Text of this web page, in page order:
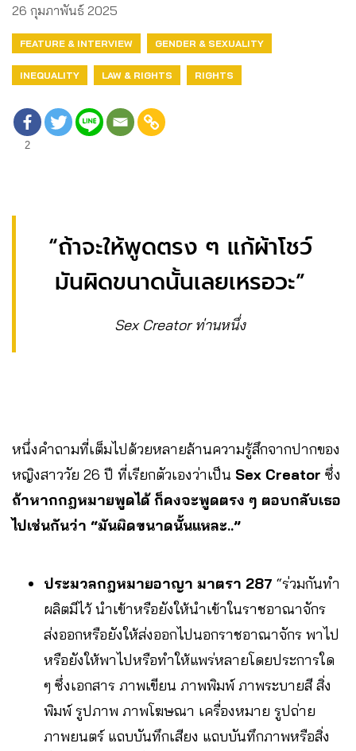
26 กุมภาพันธ์ 2025
FEATURE & INTERVIEW GENDER & SEXUALITY
INEQUALITY LAW & RIGHTS RIGHTS
2
“ถ้าจะให้พูดตรง ๆ แก้ผ้าโชว์
มันผิดขนาดนั้นเลยเหรอวะ”
Sex Creator ท่านหนึ่ง
หนึ่งคำถามที่เต็มไปด้วยหลายล้านความรู้สึกจากปากของ
หญิงสาววัย 26 ปี ที่เรียกตัวเองว่าเป็น Sex Creator ซึ่ง
ถ้าหากกฎหมายพูดได้ ก็คงจะพูดตรง ๆ ตอบกลับเธอ
ไปเช่นกันว่า “มันผิดขนาดนั้นแหละ..”
ประมวลกฎหมายอาญา มาตรา 287 “ร่วมกันทำ
ผลิตมีไว้ นำเข้าหรือยังให้นำเข้าในราชอาณาจักร
ส่งออกหรือยังให้ส่งออกไปนอกราชอาณาจักร พาไป
หรือยังให้พาไปหรือทำให้แพร่หลายโดยประการใด
ๆ ซึ่งเอกสาร ภาพเขียน ภาพพิมพ์ ภาพระบายสี สิ่ง
พิมพ์ รูปภาพ ภาพโฆษณา เครื่องหมาย รูปถ่าย
ภาพยนตร์ แถบบันทึกเสียง แถบบันทึกภาพหรือสิ่ง